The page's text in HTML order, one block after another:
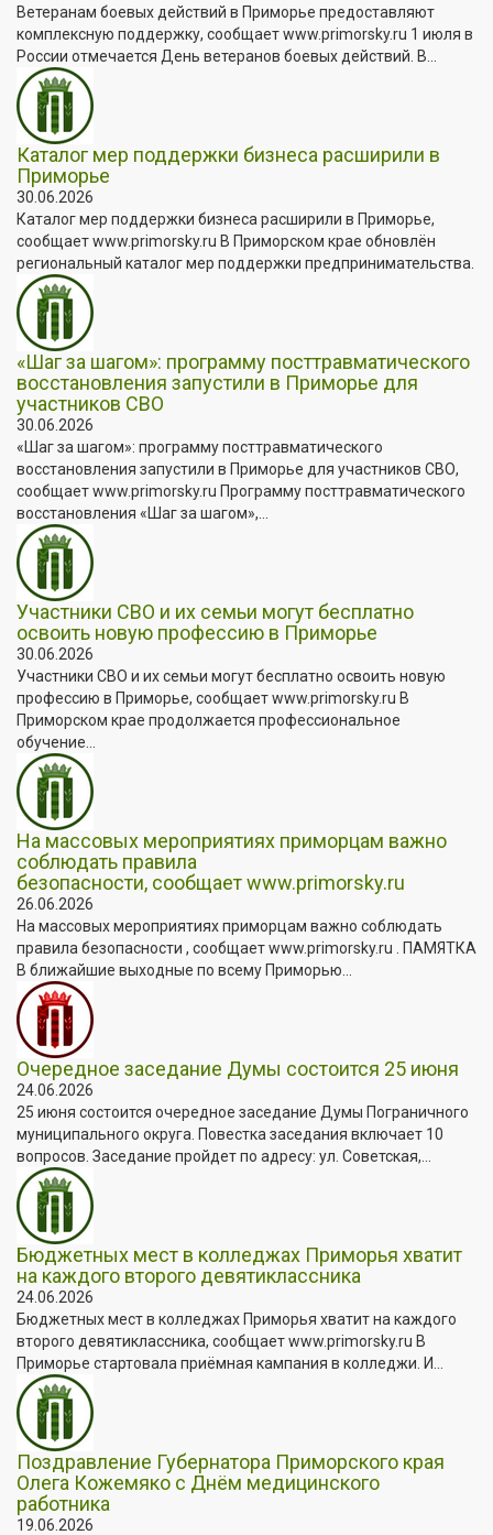
Ветеранам боевых действий в Приморье предоставляют
комплексную поддержку, сообщает www.primorsky.ru 1 июля в
России отмечается День ветеранов боевых действий. В...
Каталог мер поддержки бизнеса расширили в
Приморье
30.06.2026
Каталог мер поддержки бизнеса расширили в Приморье,
сообщает www.primorsky.ru В Приморском крае обновлён
региональный каталог мер поддержки предпринимательства.
«Шаг за шагом»: программу посттравматического
восстановления запустили в Приморье для
участников СВО
30.06.2026
«Шаг за шагом»: программу посттравматического
восстановления запустили в Приморье для участников СВО,
сообщает www.primorsky.ru Программу посттравматического
восстановления «Шаг за шагом»,...
Участники СВО и их семьи могут бесплатно
освоить новую профессию в Приморье
30.06.2026
Участники СВО и их семьи могут бесплатно освоить новую
профессию в Приморье, сообщает www.primorsky.ru В
Приморском крае продолжается профессиональное
обучение...
На массовых мероприятиях приморцам важно
соблюдать правила
безопасности, сообщает www.primorsky.ru
26.06.2026
На массовых мероприятиях приморцам важно соблюдать
правила безопасности , сообщает www.primorsky.ru . ПАМЯТКА
В ближайшие выходные по всему Приморью...
Очередное заседание Думы состоится 25 июня
24.06.2026
25 июня состоится очередное заседание Думы Пограничного
муниципального округа. Повестка заседания включает 10
вопросов. Заседание пройдет по адресу: ул. Советская,...
Бюджетных мест в колледжах Приморья хватит
на каждого второго девятиклассника
24.06.2026
Бюджетных мест в колледжах Приморья хватит на каждого
второго девятиклассника, сообщает www.primorsky.ru В
Приморье стартовала приёмная кампания в колледжи. И...
Поздравление Губернатора Приморского края
Олега Кожемяко с Днём медицинского
работника
19.06.2026